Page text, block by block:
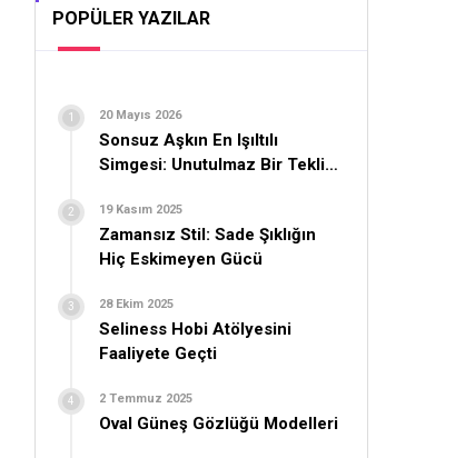
POPÜLER YAZILAR
20 Mayıs 2026
Sonsuz Aşkın En Işıltılı
Simgesi: Unutulmaz Bir Teklif
19 Kasım 2025
Zamansız Stil: Sade Şıklığın
Hiç Eskimeyen Gücü
28 Ekim 2025
Seliness Hobi Atölyesini
Faaliyete Geçti
2 Temmuz 2025
Oval Güneş Gözlüğü Modelleri